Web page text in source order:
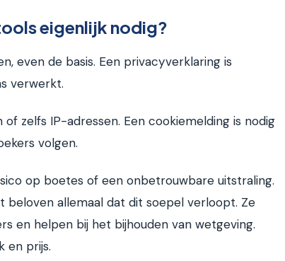
eigenlijk nodig?
even de basis. Een privacyverklaring is
verwerkt.
zelfs IP-adressen. Een cookiemelding is nodig
volgen.
op boetes of een onbetrouwbare uitstraling.
beloven allemaal dat dit soepel verloopt. Ze
en helpen bij het bijhouden van wetgeving.
en prijs.